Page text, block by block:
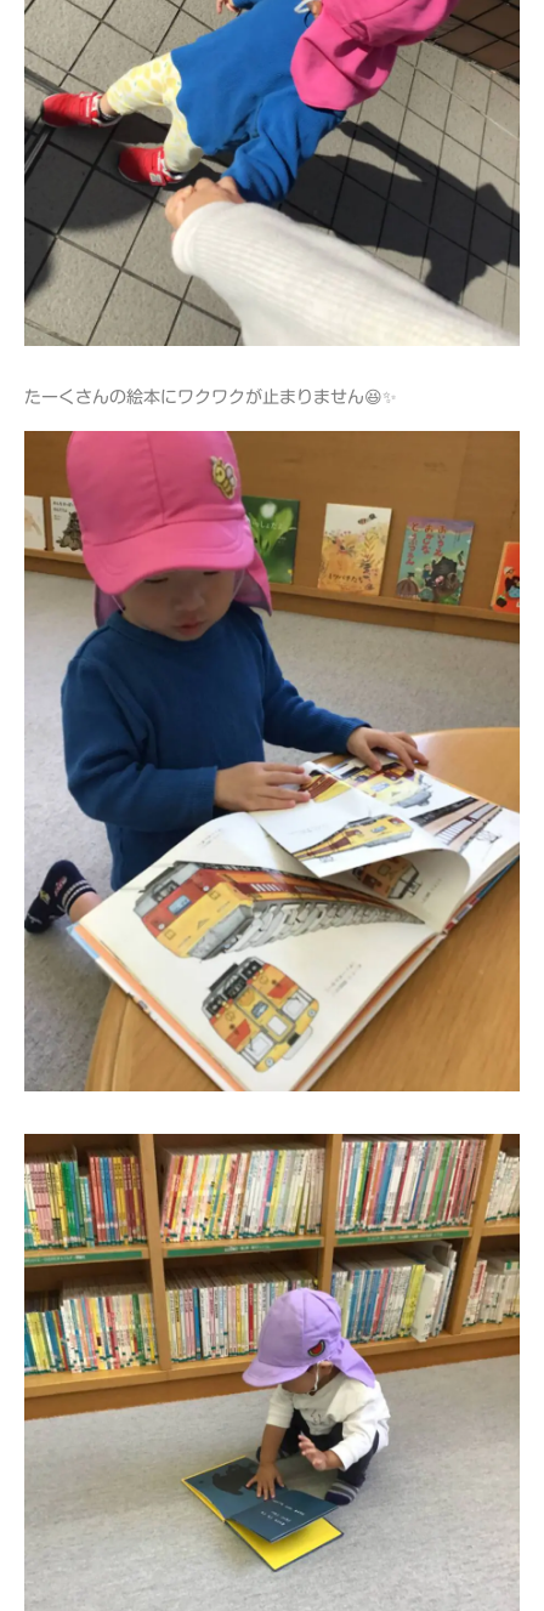
たーくさんの絵本にワクワクが止まりません😆✨